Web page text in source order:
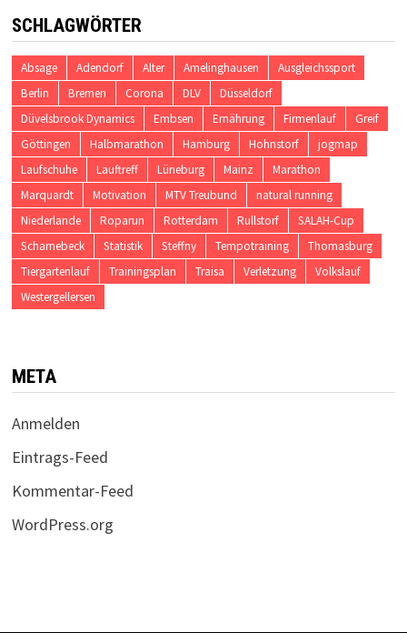
SCHLAGWÖRTER
Absage Adendorf Alter Amelinghausen
Ausgleichssport
Berlin
Bremen Corona DLV
Düsseldorf
Düvelsbrook Dynamics
Embsen Ernährung Firmenlauf
Greif
Göttingen
Halbmarathon Hamburg Hohnstorf
jogmap
Laufschuhe
Lauftreff Lüneburg Mainz
Marathon
Marquardt
Motivation MTV Treubund
natural running
Niederlande
Roparun Rotterdam Rullstorf
SALAH-Cup
Scharnebeck
Statistik Steffny Tempotraining
Thomasburg
Tiergartenlauf
Trainingsplan Traisa Verletzung
Volkslauf
Westergellersen
META
Anmelden
Eintrags-Feed
Kommentar-Feed
WordPress.org